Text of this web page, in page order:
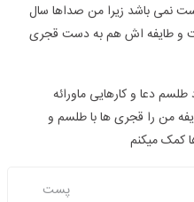
نمی باشد زیرا من صداها سال
و طایفه اش هم به دست قجری
دعا و کارهایی ماورائه
من را قجری ها با طلسم و
کمک میکنم
پست